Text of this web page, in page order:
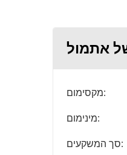
אתמול
מקסימום:
מינימום:
סך המשקעים: